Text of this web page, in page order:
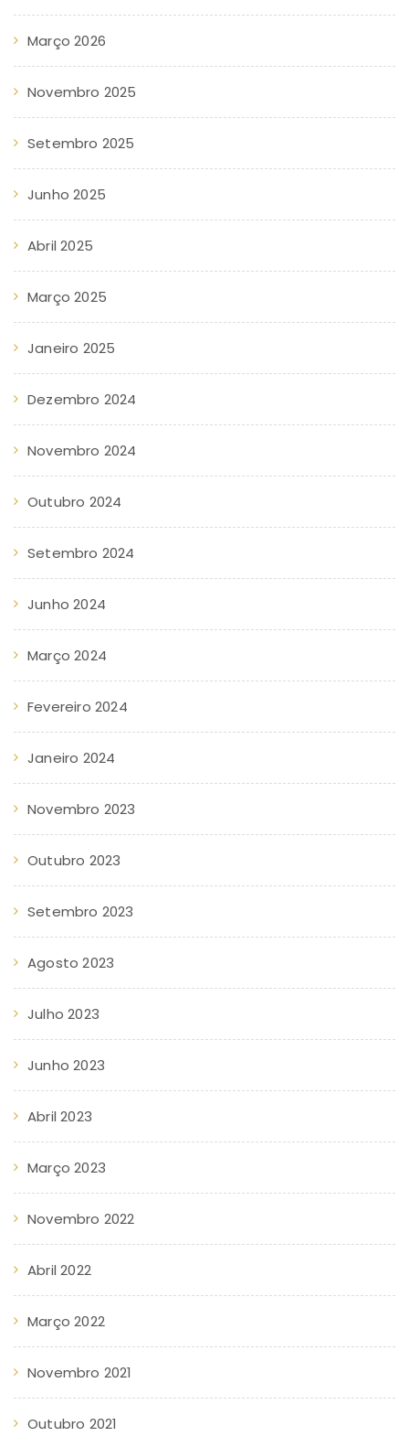
Março 2026
Novembro 2025
Setembro 2025
Junho 2025
Abril 2025
Março 2025
Janeiro 2025
Dezembro 2024
Novembro 2024
Outubro 2024
Setembro 2024
Junho 2024
Março 2024
Fevereiro 2024
Janeiro 2024
Novembro 2023
Outubro 2023
Setembro 2023
Agosto 2023
Julho 2023
Junho 2023
Abril 2023
Março 2023
Novembro 2022
Abril 2022
Março 2022
Novembro 2021
Outubro 2021